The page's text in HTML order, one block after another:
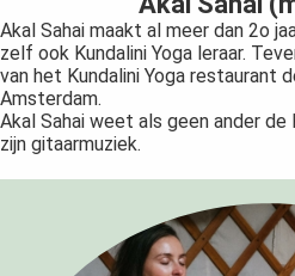
Akal Sahai maakt al meer dan 2o
zelf ook Kundalini Yoga leraar.
van het Kundalini Yoga restaurant
Amsterdam.
Akal Sahai weet als geen ander
zijn gitaarmuziek.